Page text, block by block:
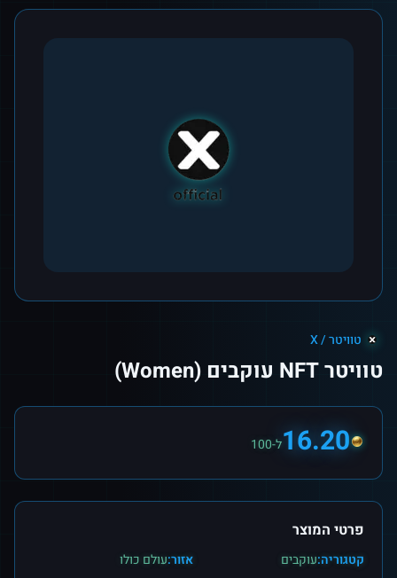
טוויטר / X
טוויטר NFT עוקבים (Women)
16.20ל-100
פרטי המוצר
קטגוריה:עוקבים אזור:עולם כולו